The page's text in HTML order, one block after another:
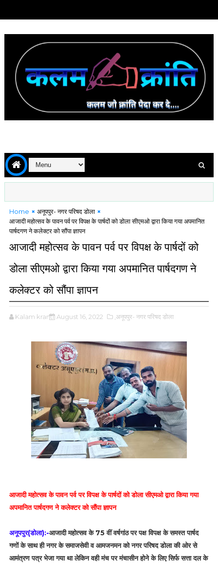
Home
अनूपपुर- नगर परिषद डोला
आजादी महोत्सव के पावन पर्व पर विपक्ष के पार्षदों को डोला सीएमओ द्वारा किया गया अपमानित
पार्षदगण ने कलेक्टर को सौंपा ज्ञापन
आजादी महोत्सव के पावन पर्व पर विपक्ष के पार्षदों को
डोला सीएमओ द्वारा किया गया अपमानित पार्षदगण ने
कलेक्टर को सौंपा ज्ञापन
Kalam kranti August 16, 2022 ,अनूपपुर- नगर परिषद डोला
आजादी महोत्सव के पावन पर्व पर विपक्ष के पार्षदों को डोला सीएमओ द्वारा किया गया
अपमानित पार्षदगण ने कलेक्टर को सौंपा ज्ञापन
अनूपपुर(डोला):-आजादी महोत्सव के 75 वीं वर्षगांठ पर पक्ष विपक्ष के समस्त पार्षद
गणों के साथ ही नगर के समाजसेवी व आमजनमन को नगर परिषद डोला की ओर से
आमंत्रण पत्र भेजा गया था लेकिन वही मंच पर मंचासीन होने के लिए सिर्फ सत्ता दल के